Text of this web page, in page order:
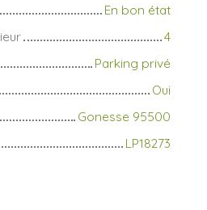
En bon état
4
Parking privé
Oui
Gonesse 95500
LP18273